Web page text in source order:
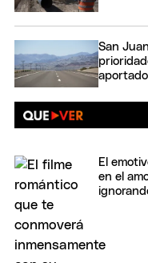
San
El
en el